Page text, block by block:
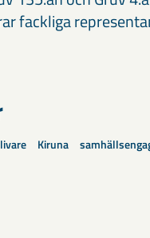
fackliga
Kiruna